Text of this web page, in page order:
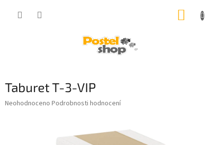
Taburet T-3-VIP
Průměrné
Neohodnoceno Podrobnosti hodnocení